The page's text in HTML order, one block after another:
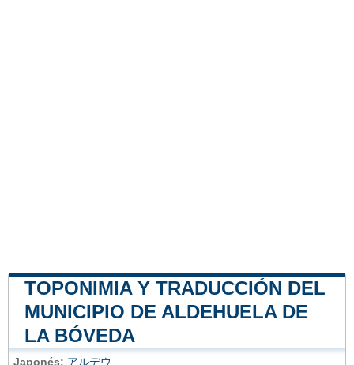
TOPONIMIA Y TRADUCCIÓN DEL
MUNICIPIO DE ALDEHUELA DE
LA BÓVEDA
Japonés: アルデウ